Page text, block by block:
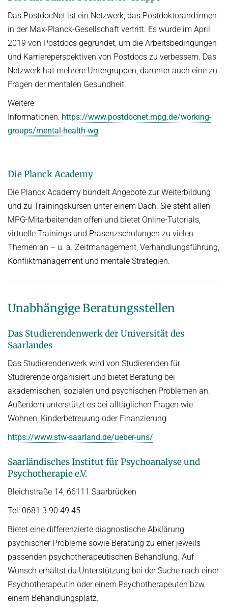
Das PostdocNet ist ein Netzwerk, das Postdoktorand:innen
in der Max-Planck-Gesellschaft vertritt. Es wurde im April
2019 von Postdocs gegründet, um die Arbeitsbedingungen
und Karriereperspektiven von Postdocs zu verbessern. Das
Netzwerk hat mehrere Untergruppen, darunter auch eine zu
Fragen der mentalen Gesundheit.
Weitere
Informationen: https://www.postdocnet.mpg.de/working-
groups/mental-health-wg
Die Planck Academy
Die Planck Academy bündelt Angebote zur Weiterbildung
und zu Trainingskursen unter einem Dach. Sie steht allen
MPG-Mitarbeitenden offen und bietet Online-Tutorials,
virtuelle Trainings und Präsenzschulungen zu vielen
Themen an – u. a. Zeitmanagement, Verhandlungsführung,
Konfliktmanagement und mentale Strategien.
Unabhängige Beratungsstellen
Das Studierendenwerk der Universität des
Saarlandes
Das Studierendenwerk wird von Studierenden für
Studierende organisiert und bietet Beratung bei
akademischen, sozialen und psychischen Problemen an.
Außerdem unterstützt es bei alltäglichen Fragen wie
Wohnen, Kinderbetreuung oder Finanzierung.
https://www.stw-saarland.de/ueber-uns/
Saarländisches Institut für Psychoanalyse und
Psychotherapie e.V.
Bleichstraße 14, 66111 Saarbrücken
Tel: 0681 3 90 49 45
Bietet eine differenzierte diagnostische Abklärung
psychischer Probleme sowie Beratung zu einer jeweils
passenden psychotherapeutischen Behandlung. Auf
Wunsch erhältst du Unterstützung bei der Suche nach einer
Psychotherapeutin oder einem Psychotherapeuten bzw.
einem Behandlungsplatz.